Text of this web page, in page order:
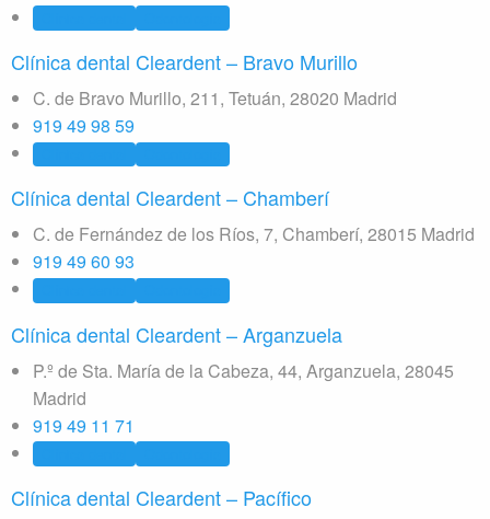
Clínica dental Cleardent – Bravo Murillo
C. de Bravo Murillo, 211, Tetuán, 28020 Madrid
919 49 98 59
Clínica dental Cleardent – Chamberí
C. de Fernández de los Ríos, 7, Chamberí, 28015 Madrid
919 49 60 93
Clínica dental Cleardent – Arganzuela
P.º de Sta. María de la Cabeza, 44, Arganzuela, 28045
Madrid
919 49 11 71
Clínica dental Cleardent – Pacífico